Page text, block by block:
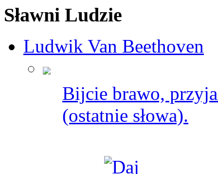
Sławni Ludzie
Ludwik Van Beethoven
Bijcie brawo,
(ostatnie słowa).